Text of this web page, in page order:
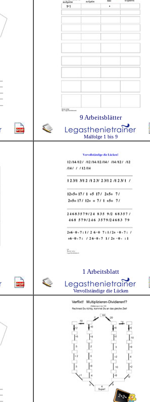
9 Arbeitsblätter
Malfolge 1 bis 9
1 Arbeitsblatt
Vervollständige die Lücken